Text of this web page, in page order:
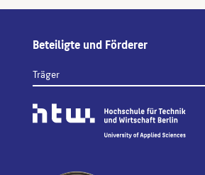
Beteiligte und Förderer
Träger